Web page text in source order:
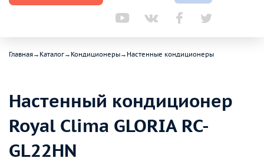
Главная→ Каталог→ Кондиционеры→ Настенные кондиционеры
Настенный кондиционер
Royal Clima GLORIA RC-
GL22HN